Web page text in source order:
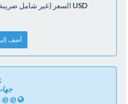
السعر (غير شامل 60.72 USD
أضف
@ @